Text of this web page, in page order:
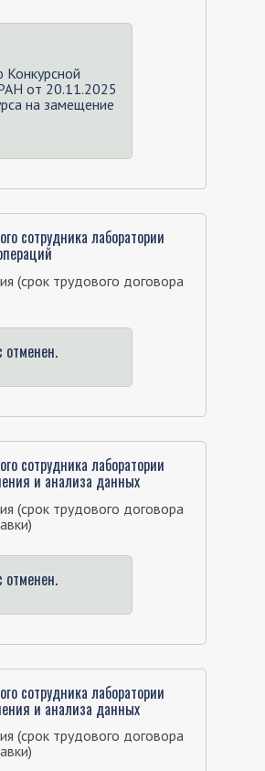
Конкурсной
от 20.11.2025
на замещение
сотрудника лаборатории
(срок трудового договора
отменен.
сотрудника лаборатории
и анализа данных
(срок трудового договора
отменен.
сотрудника лаборатории
и анализа данных
(срок трудового договора